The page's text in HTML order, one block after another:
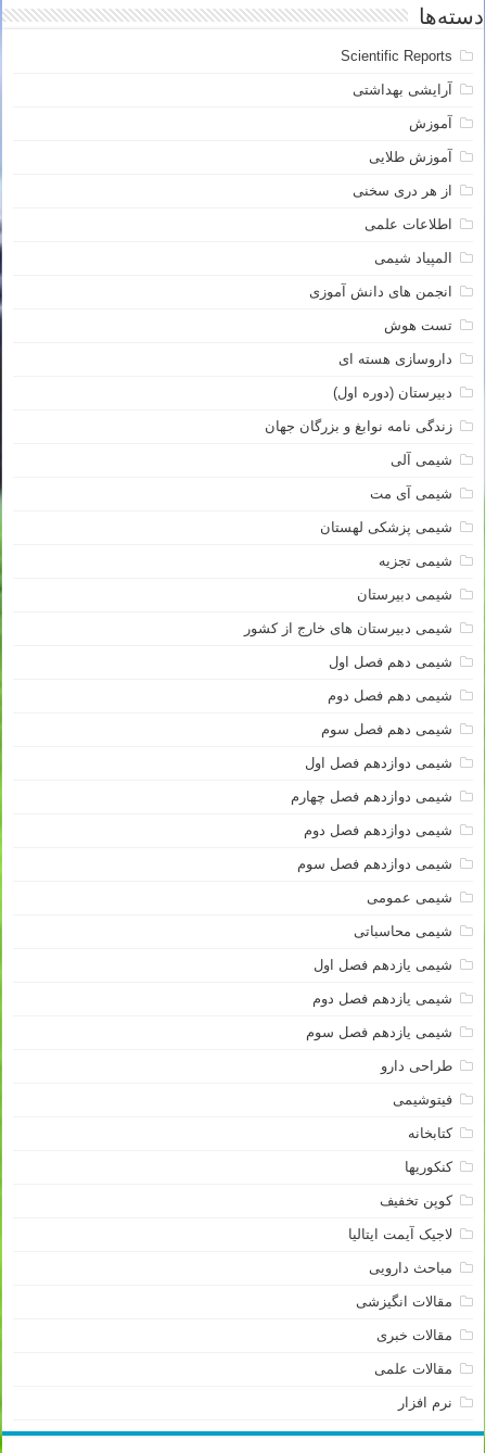
دسته‌ها
Scientific Reports
آرایشی بهداشتی
آموزش
آموزش طلایی
از هر دری سخنی
اطلاعات علمی
المپیاد شیمی
انجمن های دانش آموزی
تست هوش
داروسازی هسته ای
دبیرستان (دوره اول)
زندگی نامه نوابغ و بزرگان جهان
شیمی آلی
شیمی آی مت
شیمی پزشکی لهستان
شیمی تجزیه
شیمی دبیرستان
شیمی دبیرستان های خارج از کشور
شیمی دهم فصل اول
شیمی دهم فصل دوم
شیمی دهم فصل سوم
شیمی دوازدهم فصل اول
شیمی دوازدهم فصل چهارم
شیمی دوازدهم فصل دوم
شیمی دوازدهم فصل سوم
شیمی عمومی
شیمی محاسباتی
شیمی یازدهم فصل اول
شیمی یازدهم فصل دوم
شیمی یازدهم فصل سوم
طراحی دارو
فیتوشیمی
کتابخانه
کنکوریها
کوپن تخفیف
لاجیک آیمت ایتالیا
مباحث دارویی
مقالات انگیزشی
مقالات خبری
مقالات علمی
نرم افزار